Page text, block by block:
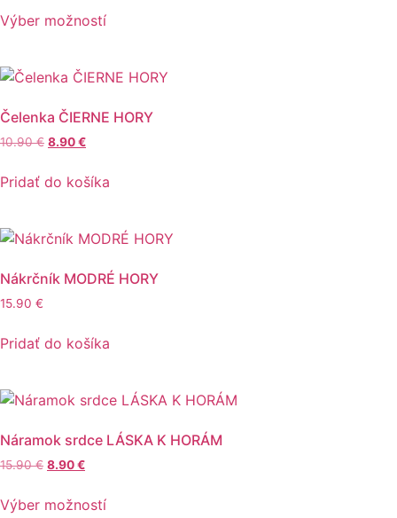
8.90 €
Výber možností
viacero
Možnosti
vybrať
produktu.
Čelenka ČIERNE HORY
10.90€ Pôvodná
bola:
8.90€Aktuálna
je:
Pridať do košíka
Nákrčník MODRÉ HORY
15.90 €
Pridať do košíka
Náramok srdce LÁSKA K HORÁM
15.90€ Pôvodná
bola:
8.90€Aktuálna
je:
Výber možností